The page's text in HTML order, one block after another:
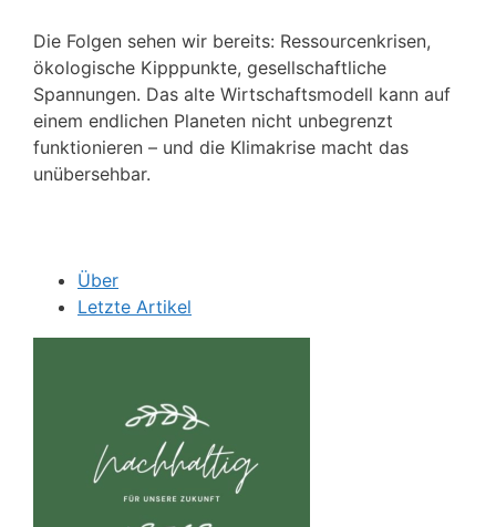
Die Folgen sehen wir bereits: Ressourcenkrisen,
ökologische Kipppunkte, gesellschaftliche
Spannungen. Das alte Wirtschaftsmodell kann auf
einem endlichen Planeten nicht unbegrenzt
funktionieren – und die Klimakrise macht das
unübersehbar.
Über
Letzte Artikel